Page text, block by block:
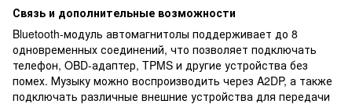
Связь и дополнительные возможности
Bluetooth-модуль автомагнитолы поддерживает до 8
одновременных соединений, что позволяет подключать
телефон, OBD-адаптер, TPMS и другие устройства без
помех. Музыку можно воспроизводить через A2DP, а также
подключать различные внешние устройства для передачи